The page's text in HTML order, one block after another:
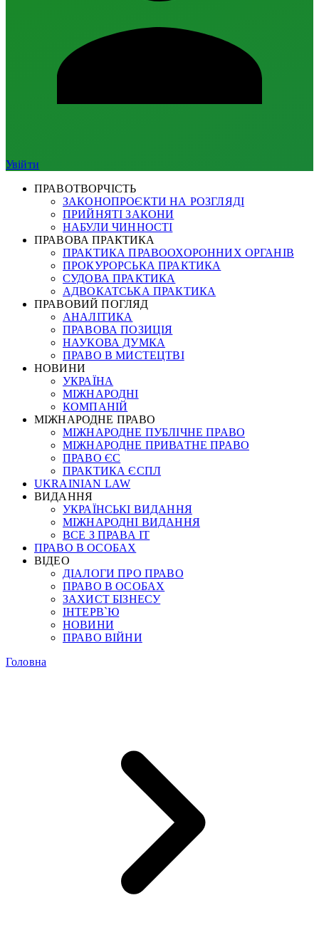
Увійти
ПРАВОТВОРЧІСТЬ
ЗАКОНОПРОЄКТИ НА РОЗГЛЯДІ
ПРИЙНЯТІ ЗАКОНИ
НАБУЛИ ЧИННОСТІ
ПРАВОВА ПРАКТИКА
ПРАКТИКА ПРАВООХОРОННИХ ОРГАНІВ
ПРОКУРОРСЬКА ПРАКТИКА
СУДОВА ПРАКТИКА
АДВОКАТСЬКА ПРАКТИКА
ПРАВОВИЙ ПОГЛЯД
АНАЛІТИКА
ПРАВОВА ПОЗИЦІЯ
НАУКОВА ДУМКА
ПРАВО В МИСТЕЦТВІ
НОВИНИ
УКРАЇНА
МІЖНАРОДНІ
КОМПАНІЙ
МІЖНАРОДНЕ ПРАВО
МІЖНАРОДНЕ ПУБЛІЧНЕ ПРАВО
МІЖНАРОДНЕ ПРИВАТНЕ ПРАВО
ПРАВО ЄС
ПРАКТИКА ЄСПЛ
UKRAINIAN LAW
ВИДАННЯ
УКРАЇНСЬКІ ВИДАННЯ
МІЖНАРОДНІ ВИДАННЯ
ВСЕ З ПРАВА ІТ
ПРАВО В ОСОБАХ
ВІДЕО
ДІАЛОГИ ПРО ПРАВО
ПРАВО В ОСОБАХ
ЗАХИСТ БІЗНЕСУ
ІНТЕРВ`Ю
НОВИНИ
ПРАВО ВІЙНИ
Головна